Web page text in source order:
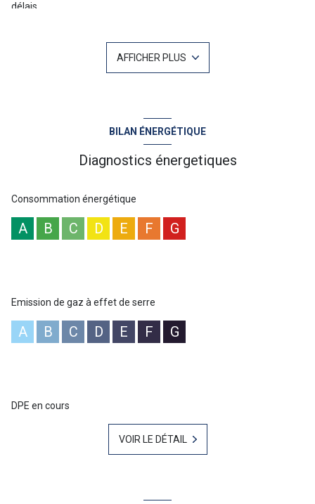
délais.
Située dans un quartier résidentiel de Bormes les Mimosas, cette
propriété de 1400m2 au calme dispose d'un grand séjour de 55
m2, d'une cuisine équipée et de quatre chambres de plain-pied.
Pour plus d'informations ou une visite n'hésitez pas à contacter
Christophe MAZET 06 71 10 19 03 Votre agent commercial sur Le
Lavandou : NoRSAC 344 368 931
“Les informations sur les risques auxquels ce bien est exposé sont
AFFICHER PLUS
BILAN ÉNERGÉTIQUE
Diagnostics énergetiques
Consommation énergétique
A B C D E F G
Emission de gaz à effet de serre
A B C D E F G
DPE en cours
VOIR LE DÉTAIL